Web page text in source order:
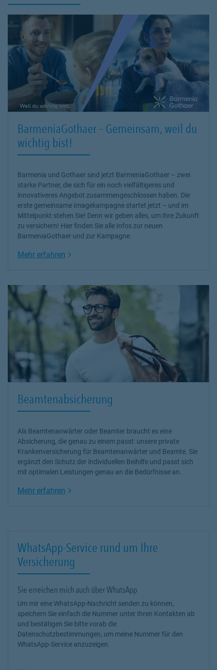
BarmeniaGothaer – Gemeinsam, weil du
wichtig bist!
Barmenia und Gothaer sind jetzt BarmeniaGothaer – zwei
starke Partner, die sich für ein noch vielfältigeres und
innovativeres Angebot zusammengeschlossen haben. Die
erste gemeinsame Imagekampagne startet jetzt – und im
Mittelpunkt stehen Sie! Denn wir geben alles, um Ihre Zukunft
zu versichern! Hier finden Sie alle Infos zur neuen
BarmeniaGothaer und zur Kampagne.
Mehr erfahren Link Opens in New Tab
Beamtenabsicherung
Als Beamtenanwärter oder Beamter braucht es eine
Absicherung, die genau zu einem passt: unsere private
Krankenversicherung für Beamtenanwärter und Beamte. Sie
ergänzt den Schutz der individuellen Beihilfe und passt sich
mit optimalen Leistungen genau an die Bedürfnisse an.
Mehr erfahren Link Opens in New Tab
WhatsApp-Service rund um Ihre
Versicherung
Sie erreichen mich auch über WhatsApp
Um mir eine WhatsApp-Nachricht senden zu können,
speichern Sie einfach die Nummer unter Ihren Kontakten ab
und bestätigen Sie bitte vorab die
Datenschutzbestimmungen, um meine Nummer für den
WhatsApp-Service anzuzeigen.